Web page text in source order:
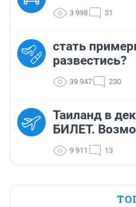
3 998 31
стать
развестись?
39 947 230
Таиланд в
БИЛЕТ.
9 911 13